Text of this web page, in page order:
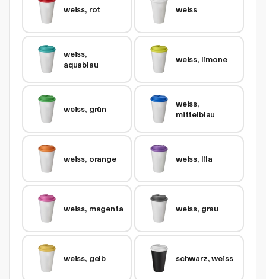
weiss, rot weiss
weiss,
aquablau
weiss, limone
weiss, grün
weiss,
mittelblau
weiss, orange weiss, lila
weiss, magenta weiss, grau
weiss, gelb schwarz, weiss